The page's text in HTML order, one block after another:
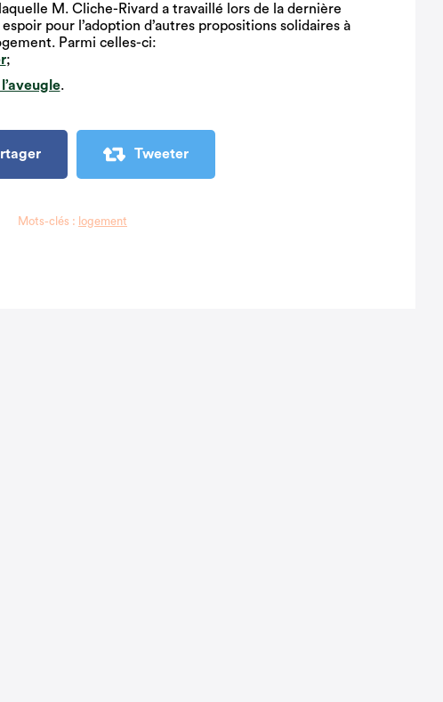
M. Cliche-Rivard a travaillé lors de la dernière
pour l’adoption d’autres propositions solidaires à
Parmi celles-ci:
;
.
Tweeter
Mots-clés : logement